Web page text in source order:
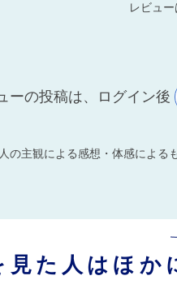
レビュー
ーの投稿は、ログイン後
の主観による感想・体感による
見た人はほか